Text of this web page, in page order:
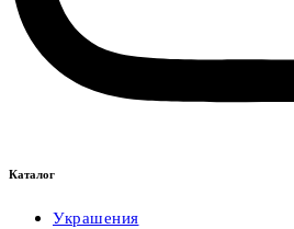
Каталог
Украшения